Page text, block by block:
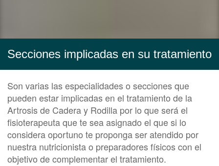
Secciones implicadas en su tratamiento
Son varias las especialidades o secciones que
pueden estar implicadas en el tratamiento de la
Artrosis de Cadera y Rodilla por lo que será el
fisioterapeuta que te sea asignado el que si lo
considera oportuno te proponga ser atendido por
nuestra nutricionista o preparadores físicos con el
objetivo de complementar el tratamiento.